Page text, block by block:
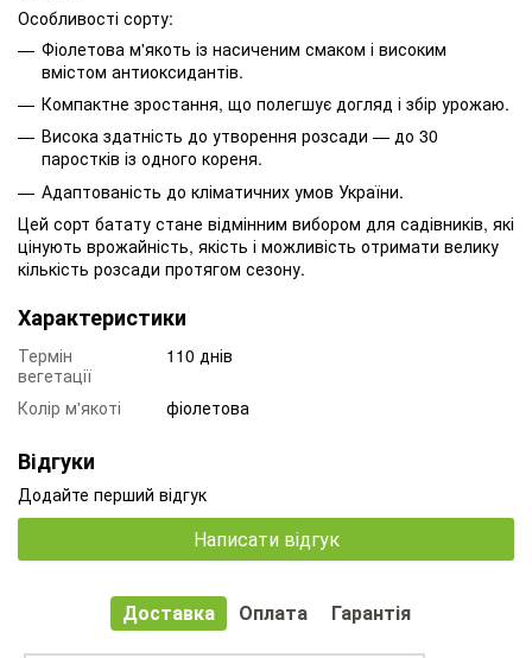
Особливості сорту:
Фіолетова м'якоть із насиченим смаком і високим
вмістом антиоксидантів.
Компактне зростання, що полегшує догляд і збір урожаю.
Висока здатність до утворення розсади — до 30
паростків із одного кореня.
Адаптованість до кліматичних умов України.
Цей сорт батату стане відмінним вибором для садівників, які
цінують врожайність, якість і можливість отримати велику
кількість розсади протягом сезону.
Характеристики
Термін
вегетації
110 днів
Колір м'якоті фіолетова
Відгуки
Додайте перший відгук
Написати відгук
Доставка Оплата Гарантія